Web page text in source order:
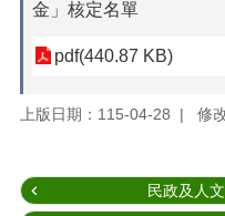
金」核定名單
pdf(440.87 KB)
上版日期：115-04-28 修
民政及人